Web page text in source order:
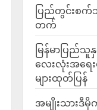
ပြည်တွင်းစ
တက်
မြန်မာပြည်
လေးလုံးအရေ
များထုတ်ပြန်
အမျိုးသားဒီ